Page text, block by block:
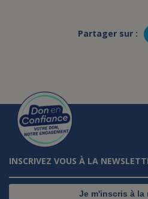
Partager sur :
INSCRIVEZ VOUS À LA
Je m'inscris à la